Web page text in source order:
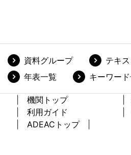
資料グループ
テキ
年表一覧
キーワー
機関トップ
利用ガイド
ADEACトップ